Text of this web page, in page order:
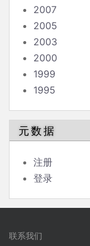
2007
2005
2003
2000
1999
1995
元数据
注册
登录
联系我们